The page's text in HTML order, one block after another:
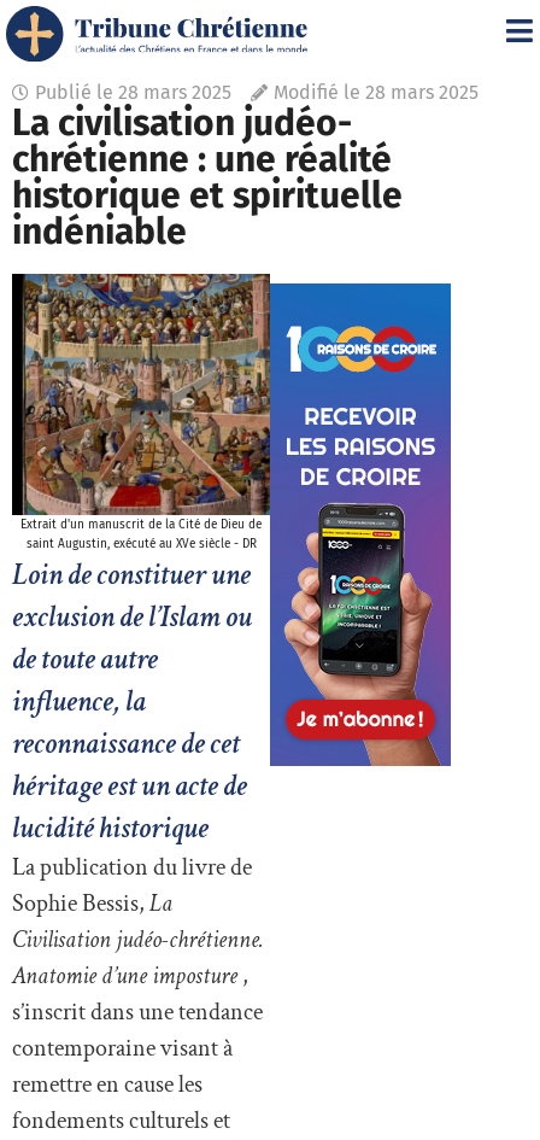
Publié le 28 mars 2025 Modifié le 28 mars 2025
La civilisation judéo-
chrétienne : une réalité
historique et spirituelle
indéniable
Extrait d'un manuscrit de la Cité de Dieu de
saint Augustin, exécuté au XVe siècle - DR
Loin de constituer une
exclusion de l’Islam ou
de toute autre
influence, la
reconnaissance de cet
héritage est un acte de
lucidité historique
La publication du livre de
Sophie Bessis,La
Civilisation judéo-chrétienne.
Anatomie d’une imposture,
s’inscrit dans une tendance
contemporaine visant à
remettre en cause les
fondements culturels et